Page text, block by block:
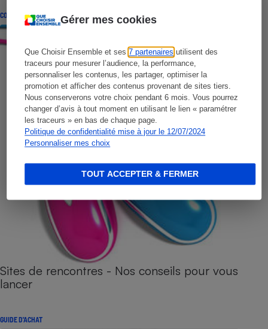
Gérer mes cookies
Que Choisir Ensemble et ses7 partenaires utilisent des
traceurs pour mesurer l’audience, la performance,
personnaliser les contenus, les partager, optimiser la
promotion et afficher des contenus provenant de sites tiers.
Nous conserverons votre choix pendant 6 mois. Vous pourrez
changer d’avis à tout moment en utilisant le lien « paramétrer
les traceurs » en bas de chaque page.
Politique de confidentialité mise à jour le 12/07/2024
Personnaliser mes choix
TOUT ACCEPTER & FERMER
CONSEILS
Sites de rencontres - Nos conseils pour vous
lancer
GUIDE D'ACHAT